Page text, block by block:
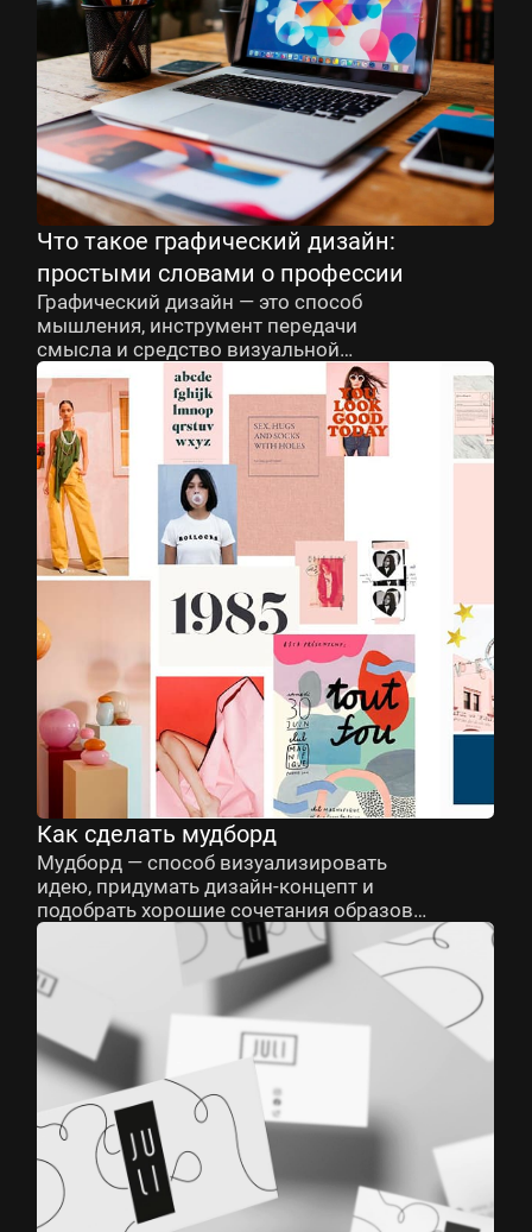
Что такое графический дизайн:
простыми словами о профессии
Графический дизайн — это способ
мышления, инструмент передачи
смысла и средство визуальной
коммуникации
Как сделать мудборд
Мудборд — способ визуализировать
идею, придумать дизайн-концепт и
подобрать хорошие сочетания образов,
шрифтов, цветов и фактур. Можно
создать его в электронном формате, а
можно вырезать коллаж своими
руками.